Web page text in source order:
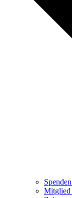
Mitglied